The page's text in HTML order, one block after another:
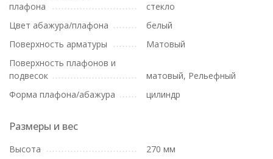
плафона
стекло
Цвет абажура/плафона
белый
Поверхность арматуры
Матовый
Поверхность плафонов и
подвесок
матовый, Рельефный
Форма плафона/абажура
цилиндр
Размеры и вес
Высота
270 мм